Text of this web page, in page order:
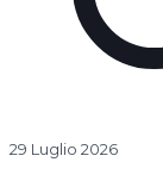
29 Luglio 2026